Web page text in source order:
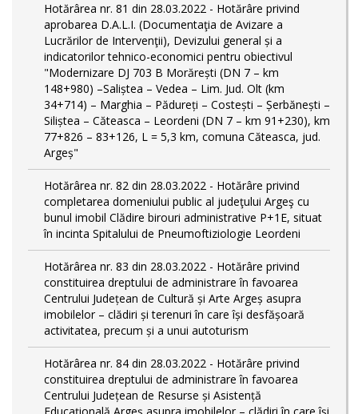
Hotărârea nr. 81 din 28.03.2022 - Hotărâre privind
aprobarea D.A.L.I. (Documentaţia de Avizare a
Lucrărilor de Intervenţii), Devizului general și a
indicatorilor tehnico-economici pentru obiectivul
"Modernizare DJ 703 B Morărești (DN 7 – km
148+980) –Saliștea – Vedea – Lim. Jud. Olt (km
34+714) – Marghia – Pădureți – Costești – Șerbănești –
Siliștea – Căteasca – Leordeni (DN 7 – km 91+230), km
77+826 – 83+126, L = 5,3 km, comuna Căteasca, jud.
Argeș"
Hotărârea nr. 82 din 28.03.2022 - Hotărâre privind
completarea domeniului public al judeţului Argeş cu
bunul imobil Clădire birouri administrative P+1E, situat
în incinta Spitalului de Pneumoftiziologie Leordeni
Hotărârea nr. 83 din 28.03.2022 - Hotărâre privind
constituirea dreptului de administrare în favoarea
Centrului Județean de Cultură și Arte Argeș asupra
imobilelor – clădiri și terenuri în care își desfășoară
activitatea, precum și a unui autoturism
Hotărârea nr. 84 din 28.03.2022 - Hotărâre privind
constituirea dreptului de administrare în favoarea
Centrului Județean de Resurse și Asistență